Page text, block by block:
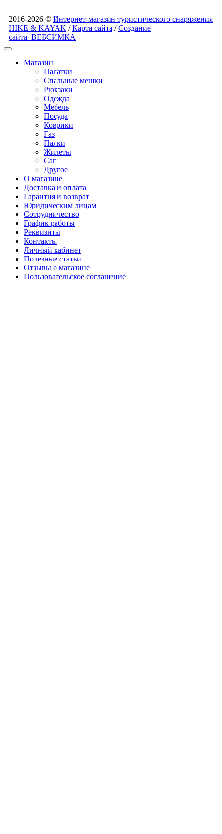
2016-2026 © Интернет-магазин туристического снаряжения
HIKE & KAYAK /Карта сайта /Создание
сайта ВЕБСИМКА
Магазин
Палатки
Спальные мешки
Рюкзаки
Одежда
Мебель
Посуда
Коврики
Газ
Палки
Жилеты
Сап
Другое
О магазине
Доставка и оплата
Гарантия и возврат
Юридическим лицам
Сотрудничество
График работы
Реквизиты
Контакты
Личный кабинет
Полезные статьи
Отзывы о магазине
Пользовательское соглашение